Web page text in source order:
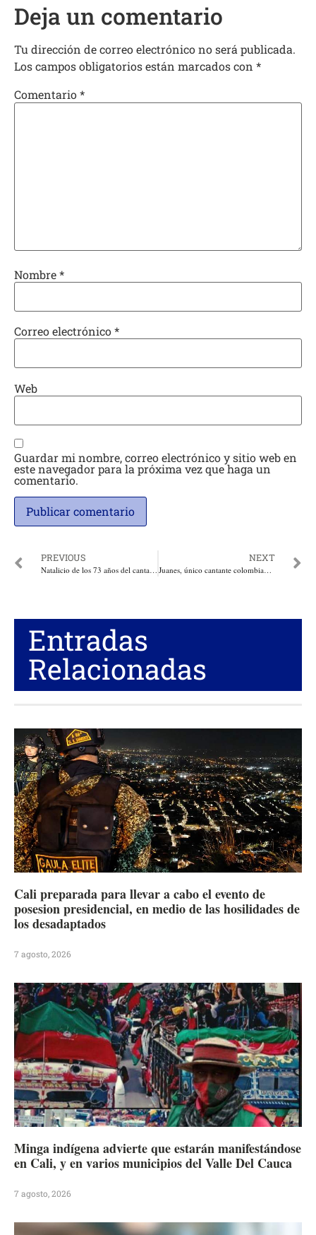
Deja un comentario
Tu dirección de correo electrónico no será publicada.
Los campos obligatorios están marcados con *
Comentario*
Nombre*
Correo electrónico*
Web
Guardar mi nombre, correo electrónico y sitio web en
este navegador para la próxima vez que haga un
comentario.
PREVIOUS
Natalicio de los 73 años del cantante vallenato fallecido, Jorge Oñate
NEXT
Juanes, único cantante colombiano en ganar un Grammy Anglo
Entradas
Relacionadas
Cali preparada para llevar a cabo el evento de
posesion presidencial, en medio de las hosilidades de
los desadaptados
7 agosto, 2026
Minga indígena advierte que estarán manifestándose
en Cali, y en varios municipios del Valle Del Cauca
7 agosto, 2026